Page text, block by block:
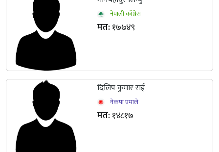
नेपाली काँग्रेस
मत:१७७४९
दिलिप कुमार राई
नेकपा एमाले
मत:१४८१७